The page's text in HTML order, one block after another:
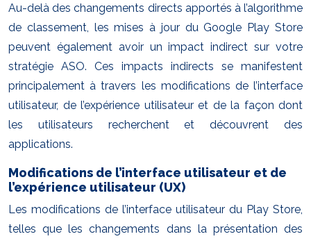
Au-delà des changements directs apportés à l’algorithme
de classement, les mises à jour du Google Play Store
peuvent également avoir un impact indirect sur votre
stratégie ASO. Ces impacts indirects se manifestent
principalement à travers les modifications de l’interface
utilisateur, de l’expérience utilisateur et de la façon dont
les utilisateurs recherchent et découvrent des
applications.
Modifications de l’interface utilisateur et de
l’expérience utilisateur (UX)
Les modifications de l’interface utilisateur du Play Store,
telles que les changements dans la présentation des